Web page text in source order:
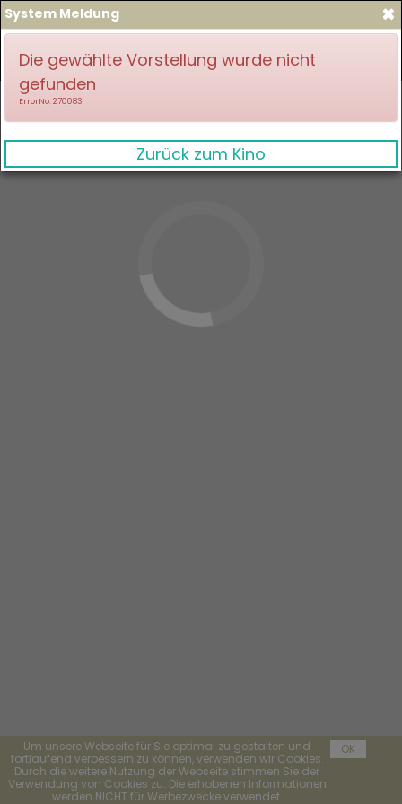
Um unsere Webseite für Sie optimal zu gestalten und
fortlaufend verbessern zu können, verwenden wir Cookies.
Durch die weitere Nutzung der Webseite stimmen Sie der
Verwendung von Cookies zu. Die erhobenen Informationen
werden NICHT für Werbezwecke verwendet.
OK
×
System Meldung
Die gewählte Vorstellung wurde nicht
gefunden
ErrorNo. 270083
Zurück zum Kino